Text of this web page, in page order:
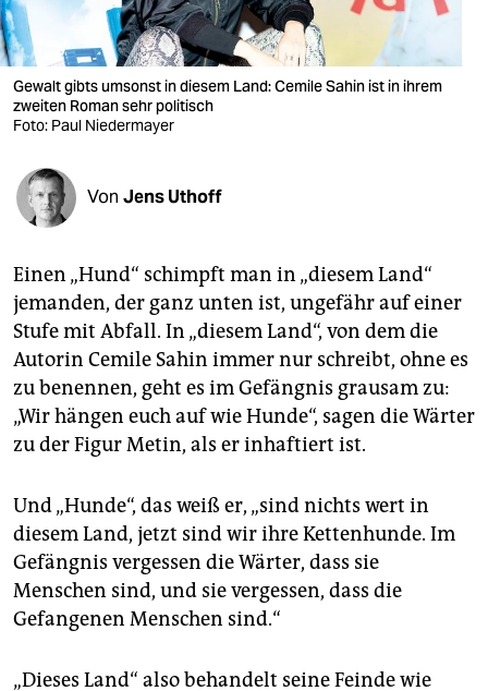
wahrheit
verlag
verlag
shop
fragen & hilfe
unterstützen
abo
genossenschaft
epaper login
Gewalt gibts umsonst in diesem Land: Cemile Sahin ist in ihrem
zweiten Roman sehr politisch
Foto: Paul Niedermayer
Von Jens Uthoff
Einen „Hund“ schimpft man in „diesem Land“
jemanden, der ganz unten ist, ungefähr auf einer
Stufe mit Abfall. In „diesem Land“, von dem die
Autorin Cemile Sahin immer nur schreibt, ohne es
zu benennen, geht es im Gefängnis grausam zu:
„Wir hängen euch auf wie Hunde“, sagen die Wärter
zu der Figur Metin, als er inhaftiert ist.
Und „Hunde“, das weiß er, „sind nichts wert in
diesem Land, jetzt sind wir ihre Kettenhunde. Im
Gefängnis vergessen die Wärter, dass sie
Menschen sind, und sie vergessen, dass die
Gefangenen Menschen sind.“
„Dieses Land“ also behandelt seine Feinde wie